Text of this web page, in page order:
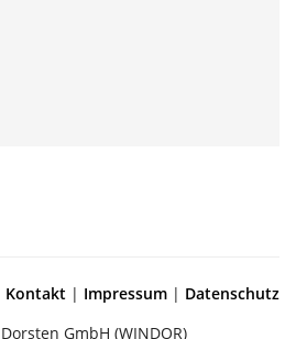
Kontakt | Impressum | Datenschutz
GmbH (WINDOR)